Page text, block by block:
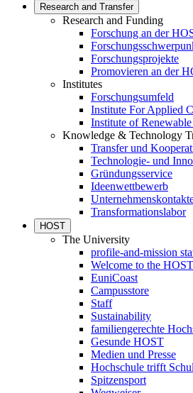
Research and Transfer
Research and Funding
Forschung an der
Forschungsprojekte
Promovieren an der
Institutes
Forschungsumfeld
Institute For Applied
Institute of
Knowledge & Technology
Transfer und
Technologie- und
Gründungsservice
Ideenwettbewerb
Transformationslabor
HOST
The University
profile-and-mission
Welcome to the HOST
EuniCoast
Campusstore
Staff
Sustainability
familiengerechte
Gesunde HOST
Medien und Presse
Hochschule trifft
Spitzensport